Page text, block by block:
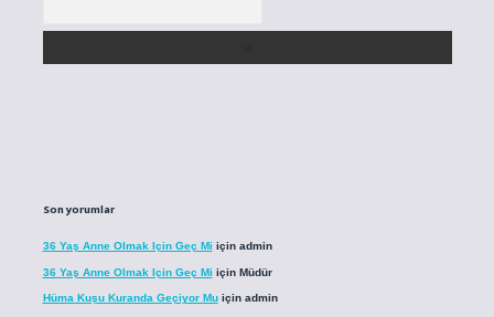
Son yorumlar
36 Yaş Anne Olmak Için Geç Mi için admin
36 Yaş Anne Olmak Için Geç Mi için Müdür
Hüma Kuşu Kuranda Geçiyor Muiçin admin